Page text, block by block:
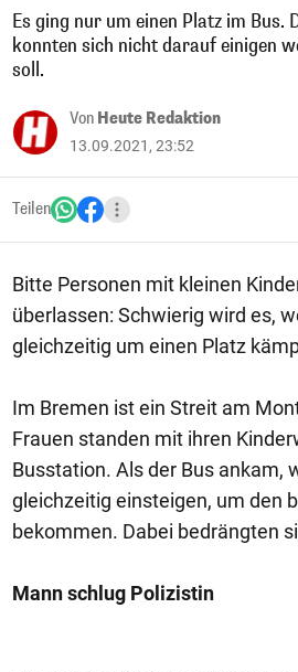
Es ging nur um einen Platz im Bus.
konnten sich nicht darauf einigen
soll.
Von Heute Redaktion
13.09.2021, 23:52
Teilen
Bitte Personen mit kleinen
überlassen: Schwierig wird es,
gleichzeitig um einen Platz
Im Bremen ist ein Streit am
Frauen standen mit ihren
Busstation. Als der Bus ankam,
gleichzeitig einsteigen, um den
bekommen. Dabei bedrängten
Mann schlug Polizistin